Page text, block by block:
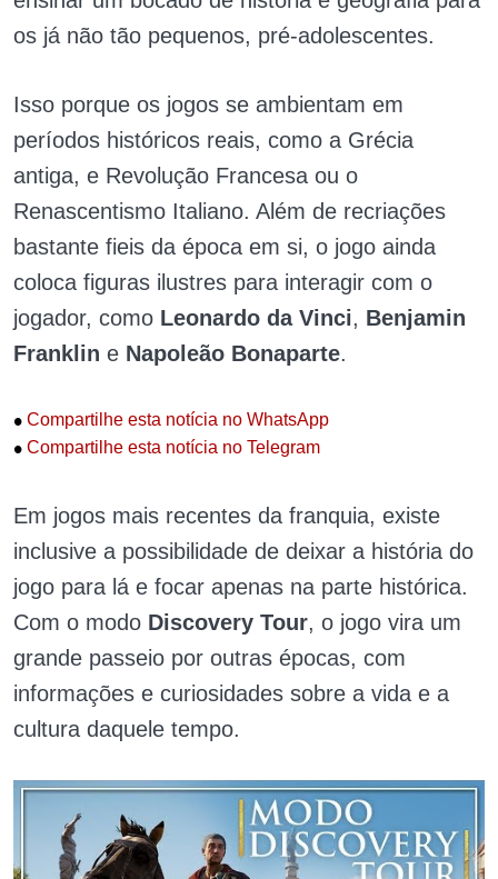
os já não tão pequenos, pré-adolescentes.
Isso porque os jogos se ambientam em
períodos históricos reais, como a Grécia
antiga, e Revolução Francesa ou o
Renascentismo Italiano. Além de recriações
bastante fieis da época em si, o jogo ainda
coloca figuras ilustres para interagir com o
jogador, como Leonardo da Vinci, Benjamin
Franklin e Napoleão Bonaparte.
• Compartilhe esta notícia no WhatsApp
• Compartilhe esta notícia no Telegram
Em jogos mais recentes da franquia, existe
inclusive a possibilidade de deixar a história do
jogo para lá e focar apenas na parte histórica.
Com o modo Discovery Tour, o jogo vira um
grande passeio por outras épocas, com
informações e curiosidades sobre a vida e a
cultura daquele tempo.